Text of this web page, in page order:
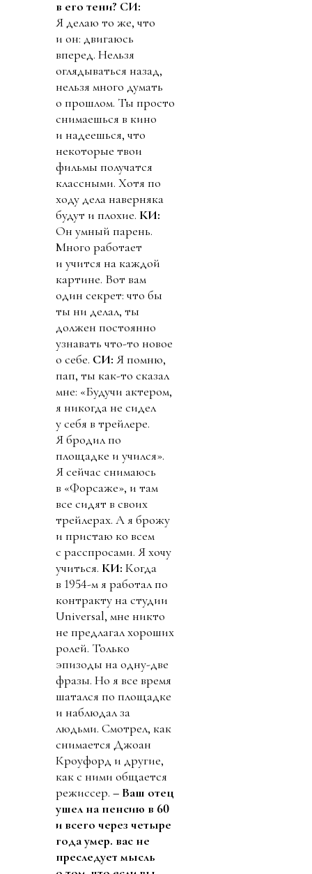
в его тени? СИ:
Я делаю то же, что
и он: двигаюсь
вперед. Нельзя
оглядываться назад,
нельзя много думать
о прошлом. Ты просто
снимаешься в кино
и надеешься, что
некоторые твои
фильмы получатся
классными. Хотя по
ходу дела наверняка
будут и плохие. КИ:
Он умный парень.
Много работает
и учится на каждой
картине. Вот вам
один секрет: что бы
ты ни делал, ты
должен постоянно
узнавать что-то новое
о себе. СИ: Я помню,
пап, ты как-то сказал
мне: «Будучи актером,
я никогда не сидел
у себя в трейлере.
Я бродил по
площадке и учился».
Я сейчас снимаюсь
в «Форсаже», и там
все сидят в своих
трейлерах. А я брожу
и пристаю ко всем
с расспросами. Я хочу
учиться. КИ: Когда
в 1954-м я работал по
контракту на студии
Universal, мне никто
не предлагал хороших
ролей. Только
эпизоды на одну-две
фразы. Но я все время
шатался по площадке
и наблюдал за
людьми. Смотрел, как
снимается Джоан
Кроуфорд и другие,
как с ними общается
режиссер. – Ваш отец
ушел на пенсию в 60
и всего через четыре
года умер. вас не
преследует мысль